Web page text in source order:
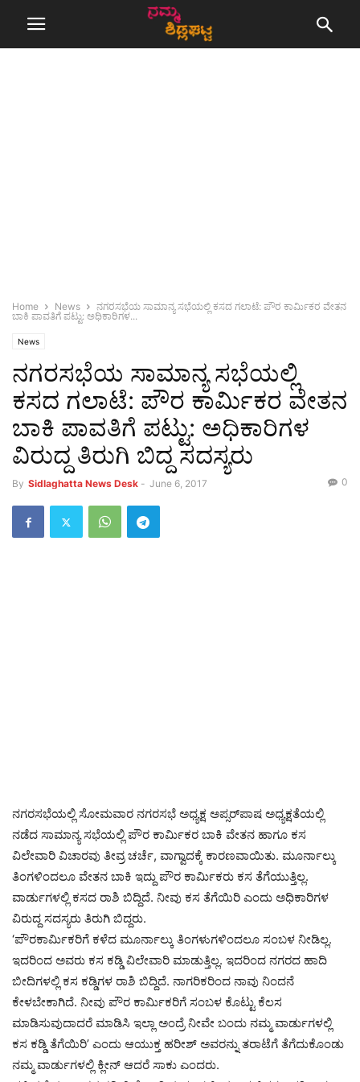
Home News
ನಗರಸಭೆಯ ಸಾಮಾನ್ಯ ಸಭೆಯಲ್ಲಿ ಕಸದ ಗಲಾಟೆ: ಪೌರ ಕಾರ್ಮಿಕರ ವೇತನ
ಬಾಕಿ ಪಾವತಿಗೆ ಪಟ್ಟು: ಅಧಿಕಾರಿಗಳ...
News
ನಗರಸಭೆಯ ಸಾಮಾನ್ಯ ಸಭೆಯಲ್ಲಿ
ಕಸದ ಗಲಾಟೆ: ಪೌರ ಕಾರ್ಮಿಕರ ವೇತನ
ಬಾಕಿ ಪಾವತಿಗೆ ಪಟ್ಟು: ಅಧಿಕಾರಿಗಳ
ವಿರುದ್ದ ತಿರುಗಿ ಬಿದ್ದ ಸದಸ್ಯರು
By Sidlaghatta News Desk - June 6, 2017 0
ನಗರಸಭೆಯಲ್ಲಿ ಸೋಮವಾರ ನಗರಸಭೆ ಅಧ್ಯಕ್ಷ ಅಪ್ಸರ್‌ಪಾಷ ಅಧ್ಯಕ್ಷತೆಯಲ್ಲಿ
ನಡೆದ ಸಾಮಾನ್ಯ ಸಭೆಯಲ್ಲಿ ಪೌರ ಕಾರ್ಮಿಕರ ಬಾಕಿ ವೇತನ ಹಾಗೂ ಕಸ
ವಿಲೇವಾರಿ ವಿಚಾರವು ತೀವ್ರ ಚರ್ಚೆ, ವಾಗ್ವಾದಕ್ಕೆ ಕಾರಣವಾಯಿತು. ಮೂರ್ನಾಲ್ಕು
ತಿಂಗಳಿಂದಲೂ ವೇತನ ಬಾಕಿ ಇದ್ದು ಪೌರ ಕಾರ್ಮಿಕರು ಕಸ ತೆಗೆಯುತ್ತಿಲ್ಲ.
ವಾರ್ಡುಗಳಲ್ಲಿ ಕಸದ ರಾಶಿ ಬಿದ್ದಿದೆ. ನೀವು ಕಸ ತೆಗೆಯಿರಿ ಎಂದು ಅಧಿಕಾರಿಗಳ
ವಿರುದ್ದ ಸದಸ್ಯರು ತಿರುಗಿ ಬಿದ್ದರು.
‘ಪೌರಕಾರ್ಮಿಕರಿಗೆ ಕಳೆದ ಮೂರ್ನಾಲ್ಕು ತಿಂಗಳುಗಳಿಂದಲೂ ಸಂಬಳ ನೀಡಿಲ್ಲ.
ಇದರಿಂದ ಅವರು ಕಸ ಕಡ್ಡಿ ವಿಲೇವಾರಿ ಮಾಡುತ್ತಿಲ್ಲ. ಇದರಿಂದ ನಗರದ ಹಾದಿ
ಬೀದಿಗಳಲ್ಲಿ ಕಸ ಕಡ್ಡಿಗಳ ರಾಶಿ ಬಿದ್ದಿದೆ. ನಾಗರಿಕರಿಂದ ನಾವು ನಿಂದನೆ
ಕೇಳಬೇಕಾಗಿದೆ. ನೀವು ಪೌರ ಕಾರ್ಮಿಕರಿಗೆ ಸಂಬಳ ಕೊಟ್ಟು ಕೆಲಸ
ಮಾಡಿಸುವುದಾದರೆ ಮಾಡಿಸಿ ಇಲ್ಲಾ ಅಂದ್ರೆ ನೀವೇ ಬಂದು ನಮ್ಮ ವಾರ್ಡುಗಳಲ್ಲಿ
ಕಸ ಕಡ್ಡಿ ತೆಗೆಯಿರಿ’ ಎಂದು ಆಯುಕ್ತ ಹರೀಶ್‌ ಅವರನ್ನು ತರಾಟೆಗೆ ತೆಗೆದುಕೊಂಡು
ನಮ್ಮ ವಾರ್ಡುಗಳಲ್ಲಿ ಕ್ಲೀನ್ ಆದರೆ ಸಾಕು ಎಂದರು.